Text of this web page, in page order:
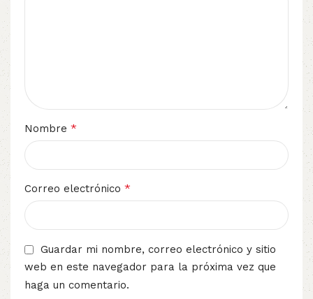
Nombre *
Correo electrónico *
Guardar mi nombre, correo electrónico y sitio
web en este navegador para la próxima vez que
haga un comentario.